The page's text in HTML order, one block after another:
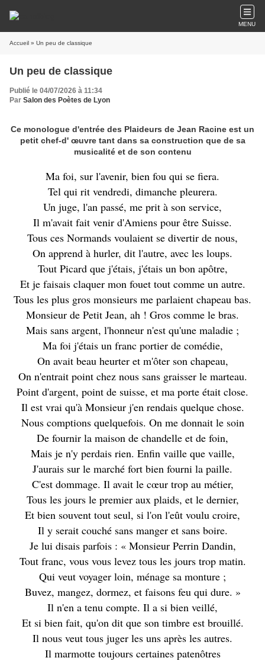
MENU
Accueil » Un peu de classique
Un peu de classique
Publié le 04/07/2026 à 11:34
Par Salon des Poètes de Lyon
Ce monologue d'entrée des Plaideurs de Jean Racine est un
petit chef-d' œuvre tant dans sa construction que de sa
musicalité et de son contenu
Ma foi, sur l'avenir, bien fou qui se fiera.
Tel qui rit vendredi, dimanche pleurera.
Un juge, l'an passé, me prit à son service,
Il m'avait fait venir d'Amiens pour être Suisse.
Tous ces Normands voulaient se divertir de nous,
On apprend à hurler, dit l'autre, avec les loups.
Tout Picard que j'étais, j'étais un bon apôtre,
Et je faisais claquer mon fouet tout comme un autre.
Tous les plus gros monsieurs me parlaient chapeau bas.
Monsieur de Petit Jean, ah ! Gros comme le bras.
Mais sans argent, l'honneur n'est qu'une maladie ;
Ma foi j'étais un franc portier de comédie,
On avait beau heurter et m'ôter son chapeau,
On n'entrait point chez nous sans graisser le marteau.
Point d'argent, point de suisse, et ma porte était close.
Il est vrai qu'à Monsieur j'en rendais quelque chose.
Nous comptions quelquefois. On me donnait le soin
De fournir la maison de chandelle et de foin,
Mais je n'y perdais rien. Enfin vaille que vaille,
J'aurais sur le marché fort bien fourni la paille.
C'est dommage. Il avait le cœur trop au métier,
Tous les jours le premier aux plaids, et le dernier,
Et bien souvent tout seul, si l'on l'eût voulu croire,
Il y serait couché sans manger et sans boire.
Je lui disais parfois : « Monsieur Perrin Dandin,
Tout franc, vous vous levez tous les jours trop matin.
Qui veut voyager loin, ménage sa monture ;
Buvez, mangez, dormez, et faisons feu qui dure. »
Il n'en a tenu compte. Il a si bien veillé,
Et si bien fait, qu'on dit que son timbre est brouillé.
Il nous veut tous juger les uns après les autres.
Il marmotte toujours certaines patenôtres